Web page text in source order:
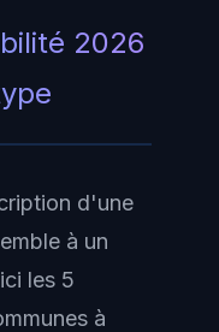
2026
d'une
à un
les 5
à